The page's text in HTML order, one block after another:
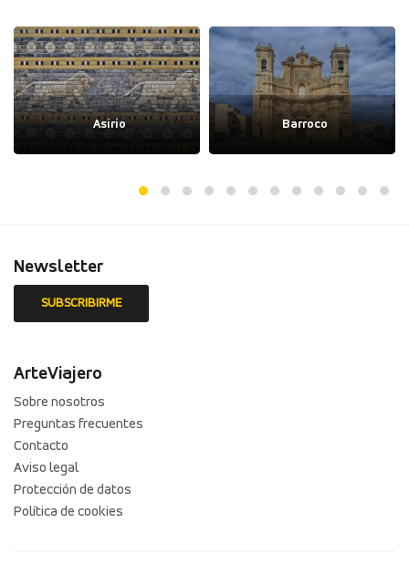
Asirio Barroco
Newsletter
ArteViajero
Sobre nosotros
Preguntas frecuentes
Contacto
Aviso legal
Protección de datos
Política de cookies